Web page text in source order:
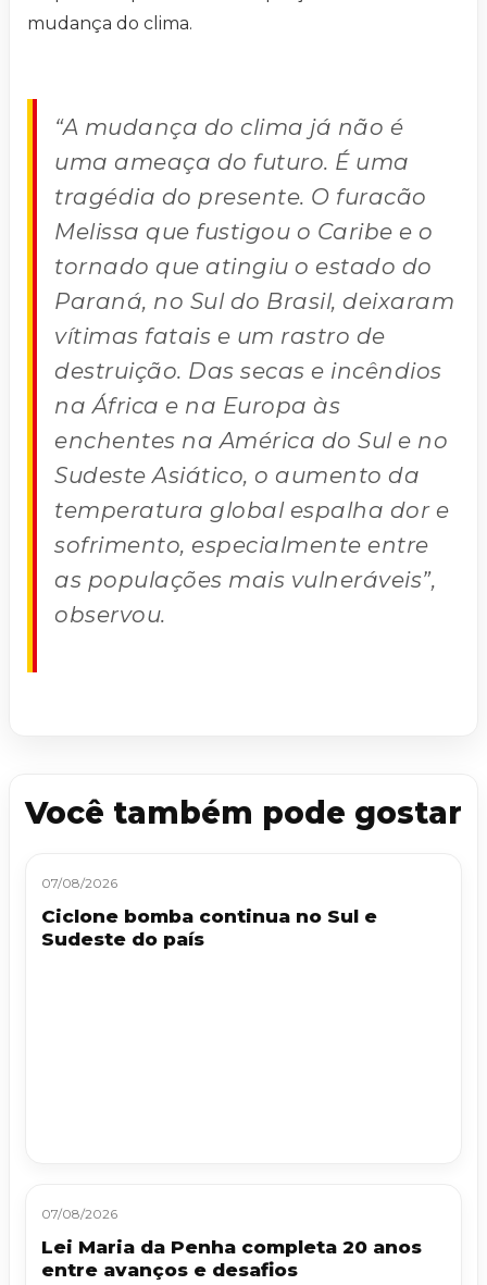
mudança do clima.
“A mudança do clima já não é
uma ameaça do futuro. É uma
tragédia do presente. O furacão
Melissa que fustigou o Caribe e o
tornado que atingiu o estado do
Paraná, no Sul do Brasil, deixaram
vítimas fatais e um rastro de
destruição. Das secas e incêndios
na África e na Europa às
enchentes na América do Sul e no
Sudeste Asiático, o aumento da
temperatura global espalha dor e
sofrimento, especialmente entre
as populações mais vulneráveis”,
observou.
Você também pode gostar
07/08/2026
Ciclone bomba continua no Sul e
Sudeste do país
07/08/2026
Lei Maria da Penha completa 20 anos
entre avanços e desafios